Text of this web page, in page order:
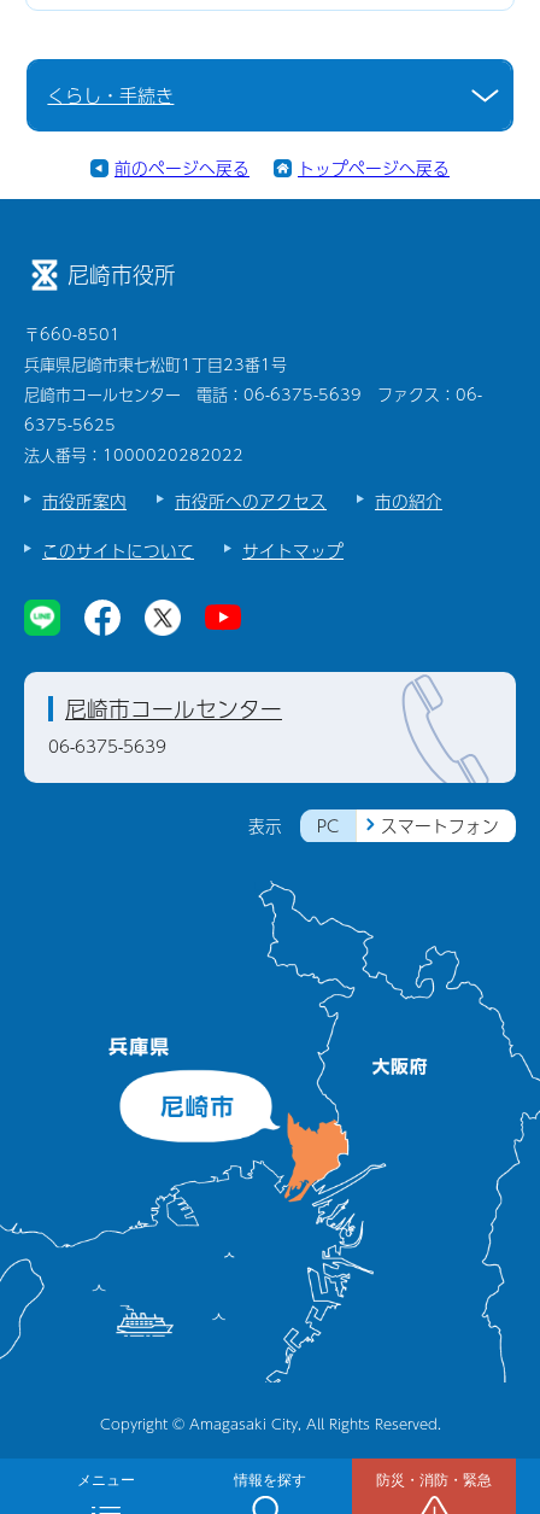
くらし・手続き
前のページへ戻る トップページへ戻る
メニュー 情報を探す 防災・消防・緊急
尼崎市役所
〒660-8501
兵庫県尼崎市東七松町1丁目23番1号
尼崎市コールセンター 電話：06-6375-5639 ファクス：06-
6375-5625
法人番号：1000020282022
市役所案内 市役所へのアクセス
市の紹介
このサイトについて
サイトマップ
表示 PC スマートフォン
尼崎市コールセンター
06-6375-5639
Copyright © Amagasaki City, All Rights Reserved.